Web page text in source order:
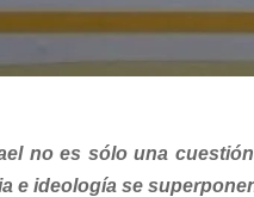
no es sólo una
e ideología se